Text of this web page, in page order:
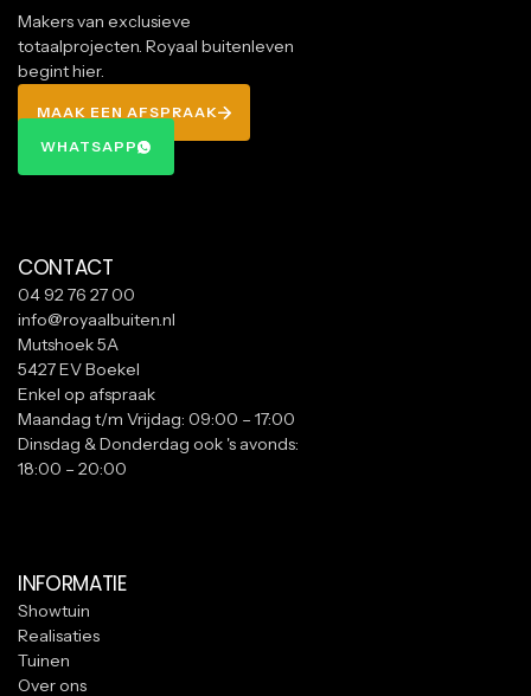
Makers van exclusieve
totaalprojecten. Royaal buitenleven
begint hier.
MAAK EEN AFSPRAAK
WHATSAPP
CONTACT
04 92 76 27 00
info@royaalbuiten.nl
Mutshoek 5A
5427 EV Boekel
Enkel op afspraak
Maandag t/m Vrijdag: 09:00 – 17:00
Dinsdag & Donderdag ook 's avonds:
18:00 – 20:00
INFORMATIE
Showtuin
Realisaties
Tuinen
Over ons